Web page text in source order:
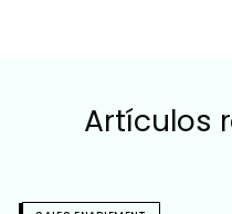
Artículos